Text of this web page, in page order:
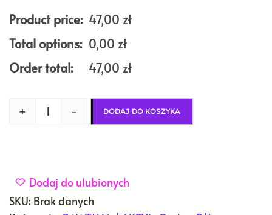
Product price: 47,00 zł
Total options: 0,00 zł
Order total:
47,00 zł
+ - DODAJ DO KOSZYKA
Dodaj do ulubionych
SKU: Brak danych